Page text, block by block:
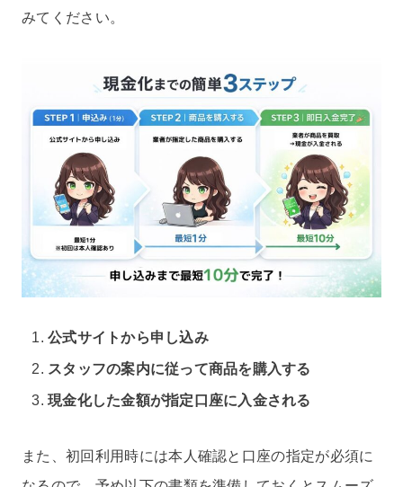
みてください。
公式サイトから申し込み
スタッフの案内に従って商品を購入する
現金化した金額が指定口座に入金される
また、初回利用時には本人確認と口座の指定が必須に